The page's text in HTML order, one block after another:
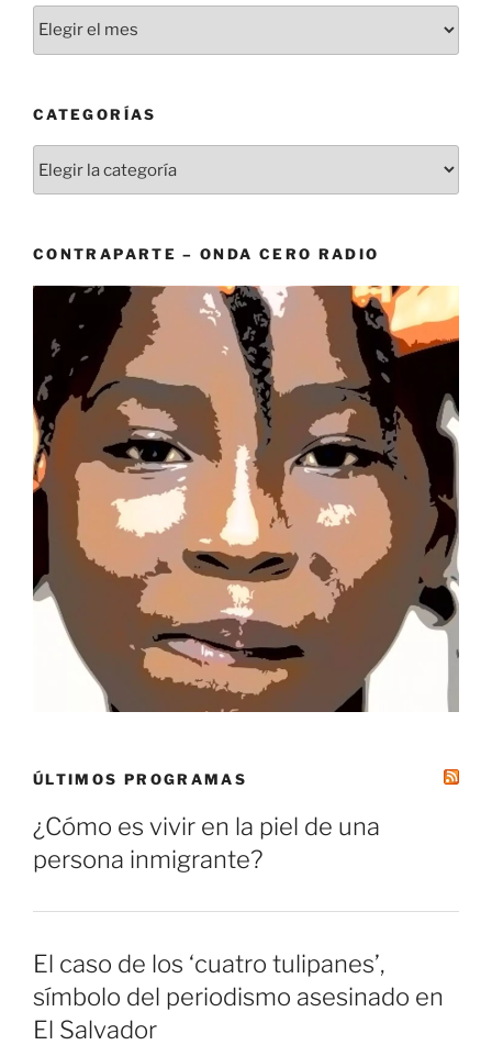
CATEGORÍAS
CONTRAPARTE – ONDA CERO RADIO
ÚLTIMOS PROGRAMAS
¿Cómo es vivir en la piel de una
persona inmigrante?
El caso de los ‘cuatro tulipanes’,
símbolo del periodismo asesinado en
El Salvador